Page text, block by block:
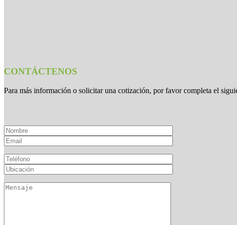
CONTÁCTENOS
Para más información o solicitar una cotización, por favor completa el